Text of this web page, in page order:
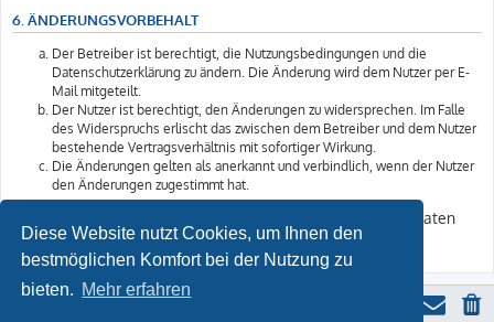
Diese Website nutzt Cookies, um Ihnen den
bestmöglichen Komfort bei der Nutzung zu
bieten. Mehr erfahren
6. ÄNDERUNGSVORBEHALT
Der Betreiber ist berechtigt, die Nutzungsbedingungen und die
Datenschutzerklärung zu ändern. Die Änderung wird dem Nutzer per E-
Mail mitgeteilt.
Der Nutzer ist berechtigt, den Änderungen zu widersprechen. Im Falle
des Widerspruchs erlischt das zwischen dem Betreiber und dem Nutzer
bestehende Vertragsverhältnis mit sofortiger Wirkung.
Die Änderungen gelten als anerkannt und verbindlich, wenn der Nutzer
den Änderungen zugestimmt hat.
Informationen über den Umgang mit Ihren persönlichen Daten
sind in der Datenschutzerklärung enthalten.